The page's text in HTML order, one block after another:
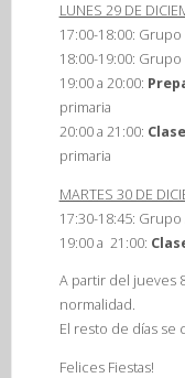
LUNES 29 DE
17:00-18:00: Grupo
18:00-19:00: Grupo
19:00 a 20:00:
primaria
20:00 a 21:00:
primaria
MARTES 30 DE
17:30-18:45: Grupo
19:00 a 21:00:
A partir del jueves
normalidad.
El resto de días se
Felices Fiestas!